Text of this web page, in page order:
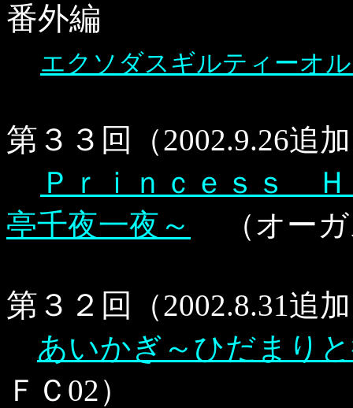
番外編
エクソダスギルティーオ
第３３回
（2002.9.26
Ｐｒｉｎｃｅｓｓ
亭千夜一夜～
（オー
第３２回
（2002.8.31
あいかぎ～ひだまり
ＦＣ02）